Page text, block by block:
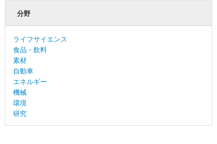
分野
ライフサイエンス
食品・飲料
素材
自動車
エネルギー
機械
環境
研究